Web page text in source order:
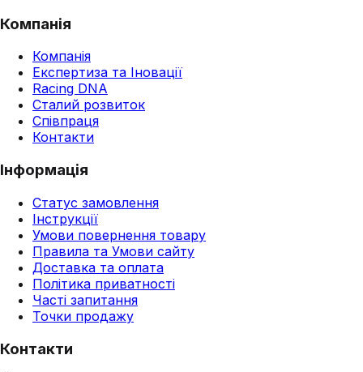
Компанія
Компанія
Експертиза та Іновації
Racing DNA
Сталий розвиток
Співпраця
Контакти
Інформація
Статус замовлення
Інструкції
Умови повернення товару
Правила та Умови сайту
Доставка та оплата
Політика приватності
Часті запитання
Точки продажу
Контакти